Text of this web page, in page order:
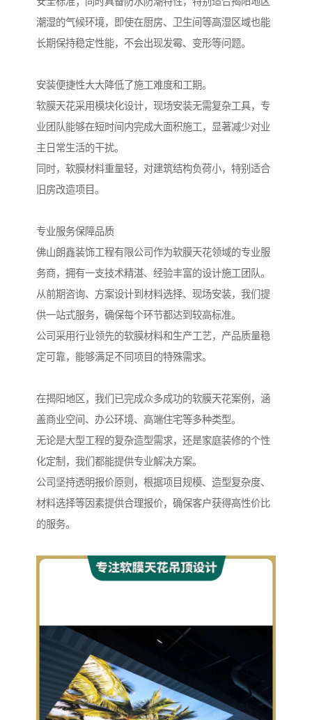
潮湿的气候环境，即使在厨房、卫生间等高湿区域也能
长期保持稳定性能，不会出现发霉、变形等问题。
安装便捷性大大降低了施工难度和工期。
软膜天花采用模块化设计，现场安装无需复杂工具，专
业团队能够在短时间内完成大面积施工，显著减少对业
主日常生活的干扰。
同时，软膜材料重量轻，对建筑结构负荷小，特别适合
旧房改造项目。
专业服务保障品质
佛山朗鑫装饰工程有限公司作为软膜天花领域的专业服
务商，拥有一支技术精湛、经验丰富的设计施工团队。
从前期咨询、方案设计到材料选择、现场安装，我们提
供一站式服务，确保每个环节都达到较高标准。
公司采用行业领先的软膜材料和生产工艺，产品质量稳
定可靠，能够满足不同项目的特殊需求。
在揭阳地区，我们已完成众多成功的软膜天花案例，涵
盖商业空间、办公环境、高端住宅等多种类型。
无论是大型工程的复杂造型需求，还是家庭装修的个性
化定制，我们都能提供专业解决方案。
公司坚持透明报价原则，根据项目规模、造型复杂度、
材料选择等因素提供合理报价，确保客户获得高性价比
的服务。